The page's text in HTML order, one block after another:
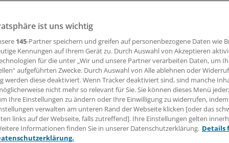
der deutschen Kliniklandschaft soll einer der
der Deutschen Gesellschaft für Chirurgie,
sein.
Leserin, lieber Leser,
Beitrag können Sie lesen, sobald Sie sich
Jetzt anmelden »
Kostenlos
ist uns wichtig
145-Partner speichern und greifen auf personenbezogene Daten wie
Kennungen auf Ihrem Gerät zu. Durch Auswahl von Akzeptieren
für die unter „Wir und unsere Partner verarbeiten Daten, um
aufgeführten Zwecke. Durch Auswahl von Alle ablehnen oder
werden diese deaktiviert. Wenn Tracker deaktiviert sind, sind manche
nicht mehr so relevant für Sie. Sie können dieses Menü
Ihre Einstellungen zu ändern oder Ihre Einwilligung zu widerrufen,
verwalten am unteren Rand der Webseite klicken [oder das
links auf der Webseite, falls zutreffend]. Ihre Einstellungen gelten
Informationen finden Sie in unserer Datenschutzerklärung. Details